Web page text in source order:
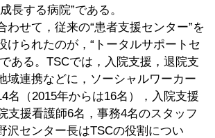
長する病院”である。
わせて，従来の“患者支援センター”を
けられたのが，“トータルサポートセ
ある。TSCでは，入院支援，退院支
域連携などに，ソーシャルワーカー
名（2015年からは16名），入院支援
支援看護師6名，事務4名のスタッフ
沢センター長はTSCの役割につい